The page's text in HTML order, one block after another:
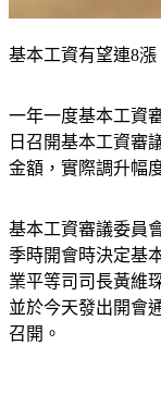
基本工資有望連8漲
一年一度基本工資
日召開基本工資審
金額，實際調升幅
基本工資審議委員
季時開會時決定基
業平等司司長黃維
並於今天發出開會
召開。